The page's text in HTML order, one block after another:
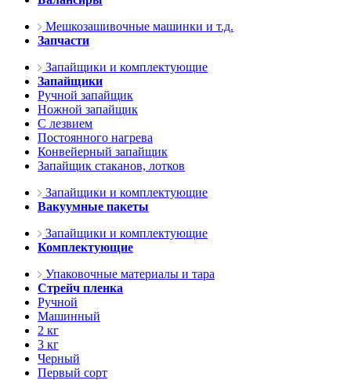
Мешкозашивочные машинки и т.д.
Запчасти
Запайщики и комплектующие
Запайщики
Ручной запайщик
Ножной запайщик
С лезвием
Постоянного нагрева
Конвейерный запайщик
Запайщик стаканов, лотков
Запайщики и комплектующие
Вакуумные пакеты
Запайщики и комплектующие
Комплектующие
Упаковочные материалы и тара
Стрейч пленка
Ручной
Машинный
2 кг
3 кг
Черный
Первый сорт